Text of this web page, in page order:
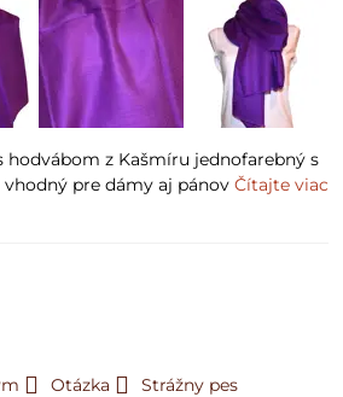
hodvábom z Kašmíru jednofarebný s
pre dámy aj pánov Čítajte viac
Otázka
Strážny pes